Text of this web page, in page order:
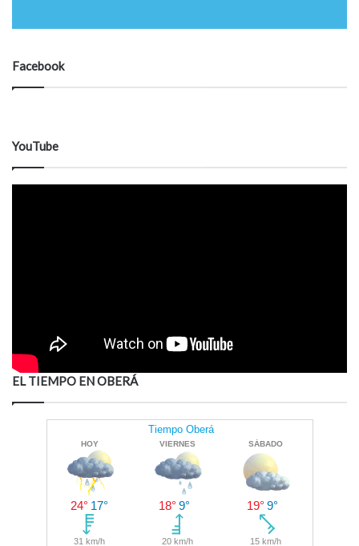
Facebook
YouTube
EL TIEMPO EN OBERÁ